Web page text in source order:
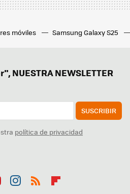
móviles Samsung Galaxy S25
NUESTRA NEWSLETTER
SUSCRIBIR
política de privacidad